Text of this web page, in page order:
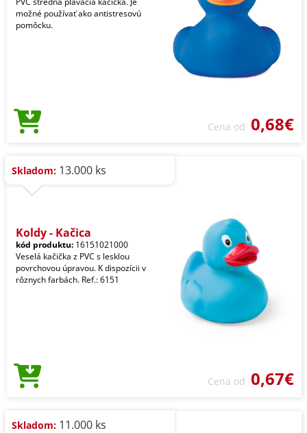
možné používať ako antistresovú
pomôcku.
Cena od 0,68€
Skladom: 13.000 ks
Koldy - Kačica
kód produktu: 16151021000
Veselá kačička z PVC s lesklou
povrchovou úpravou. K dispozícii v
rôznych farbách. Ref.: 6151
Cena od 0,67€
Skladom: 11.000 ks